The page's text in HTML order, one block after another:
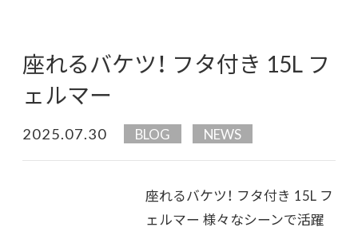
座れるバケツ！ フタ付き 15L フ
ェルマー
2025.07.30 BLOG NEWS
座れるバケツ！ フタ付き 15L フ
ェルマー 様々なシーンで活躍